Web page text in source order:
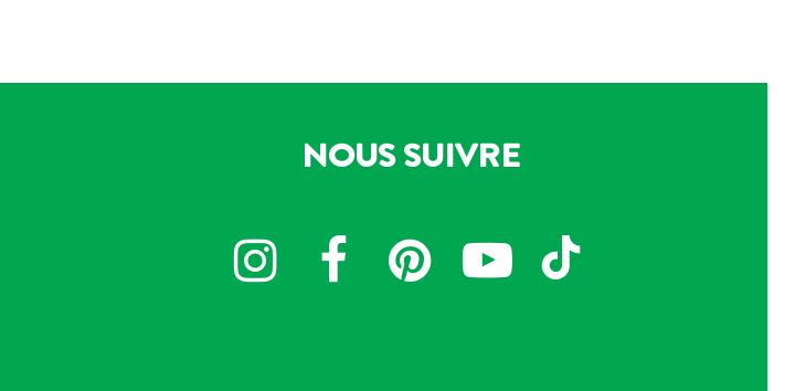
NOUS SUIVRE